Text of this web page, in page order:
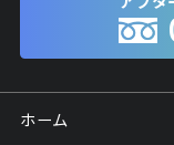
ホーム